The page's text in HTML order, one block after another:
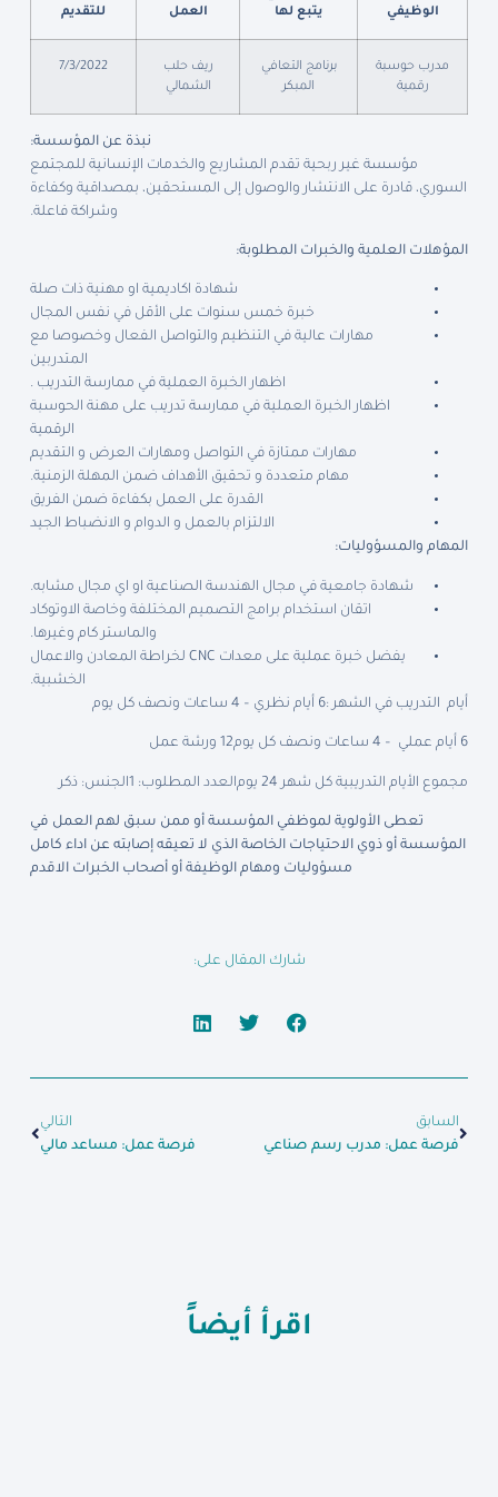
الوظيفي
يتبع لها
العمل
للتقديم
مدرب حوسبة
رقمية
برنامج التعافي
المبكر
ريف حلب
الشمالي
7/3/2022
نبذة عن المؤسسة:
مؤسسة غير ربحية تقدم المشاريع والخدمات الإنسانية للمجتمع
السوري، قادرة على الانتشار والوصول إلى المستحقين، بمصداقية وكفاءة
وشراكة فاعلة.
المؤهلات العلمية والخبرات المطلوبة:
شهادة اكاديمية او مهنية ذات صلة
خبرة خمس سنوات على الأقل في نفس المجال
مهارات عالية في التنظيم والتواصل الفعال وخصوصا مع
المتدربين
اظهار الخبرة العملية في ممارسة التدريب .
اظهار الخبرة العملية في ممارسة تدريب على مهنة الحوسبة
الرقمية
مهارات ممتازة في التواصل ومهارات العرض و التقديم
مهام متعددة و تحقيق الأهداف ضمن المهلة الزمنية.
القدرة على العمل بكفاءة ضمن الفريق
الالتزام بالعمل و الدوام و الانضباط الجيد
المهام والمسؤوليات:
شهادة جامعية في مجال الهندسة الصناعية او اي مجال مشابه.
اتقان استخدام برامج التصميم المختلفة وخاصة الاوتوكاد
والماستر كام وغيرها.
يفضل خبرة عملية على معدات CNC لخراطة المعادن والاعمال
الخشبية.
أيام التدريب في الشهر :6 أيام نظري – 4 ساعات ونصف كل يوم
6 أيام عملي – 4 ساعات ونصف كل يوم 12 ورشة عمل
مجموع الأيام التدريبية كل شهر 24 يوم العدد المطلوب: 1 الجنس: ذكر
تعطى الأولوية لموظفي المؤسسة أو ممن سبق لهم العمل في
المؤسسة أو ذوي الاحتياجات الخاصة الذي لا تعيقه إصابته عن اداء كامل
مسؤوليات ومهام الوظيفة أو أصحاب الخبرات الاقدم
شارك المقال على:
السابق
فرصة عمل: مدرب رسم صناعي
التالي
فرصة عمل: مساعد مالي
اقرأ أيضاً